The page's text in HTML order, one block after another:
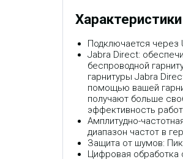
Подключается через
Jabra Direct:
беспроводной
гарнитуры Jabra
помощью вашей
получают больше
эффективность
Амплитудно-
диапазон частот в
Защита от шумов:
Цифровая обработка